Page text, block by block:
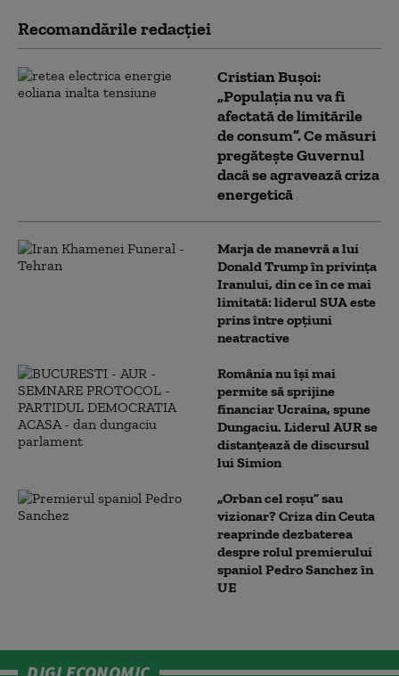
Recomandările redacţiei
Cristian Bușoi:
„Populația nu va fi
afectată de limitările
de consum”. Ce măsuri
pregătește Guvernul
dacă se agravează criza
energetică
Marja de manevră a lui
Donald Trump în privința
Iranului, din ce în ce mai
limitată: liderul SUA este
prins între opțiuni
neatractive
România nu își mai
permite să sprijine
financiar Ucraina, spune
Dungaciu. Liderul AUR se
distanțează de discursul
lui Simion
„Orban cel roșu” sau
vizionar? Criza din Ceuta
reaprinde dezbaterea
despre rolul premierului
spaniol Pedro Sanchez în
UE
DIGI ECONOMIC